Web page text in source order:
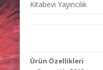
Kitabevi Yayıncılık
Ürün Özellikleri